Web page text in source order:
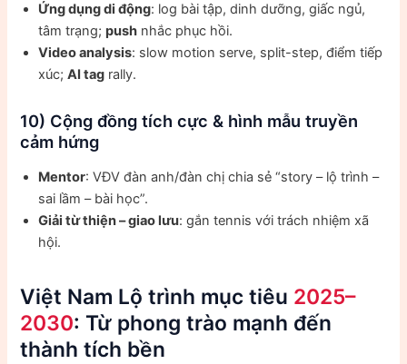
Ứng dụng di động: log bài tập, dinh dưỡng, giấc ngủ,
tâm trạng;push nhắc phục hồi.
Video analysis: slow motion serve, split-step, điểm tiếp
xúc;AI tag rally.
10) Cộng đồng tích cực & hình mẫu truyền
cảm hứng
Mentor: VĐV đàn anh/đàn chị chia sẻ “story – lộ trình –
sai lầm – bài học”.
Giải từ thiện – giao lưu: gắn tennis với trách nhiệm xã
hội.
Việt Nam Lộ trình mục tiêu 2025–
2030: Từ phong trào mạnh đến
thành tích bền